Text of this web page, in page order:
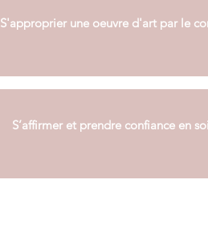
S'approprier une oeuvre d'art par le
S’affirmer et prendre confiance en soi